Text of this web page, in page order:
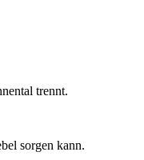
trennt.
sorgen kann.